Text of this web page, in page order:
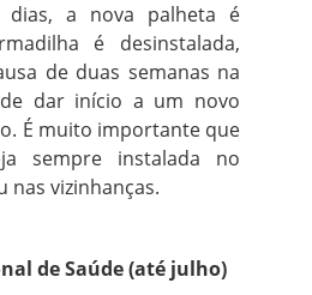
dias, a nova palheta é
é desinstalada,
de duas semanas na
dar início a um novo
É muito importante que
sempre instalada no
nas vizinhanças.
de Saúde (até julho)